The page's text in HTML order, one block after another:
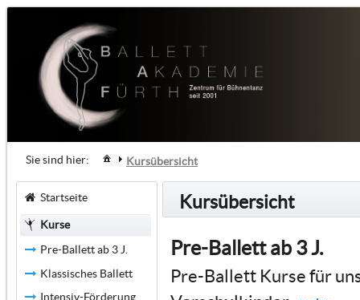
Sie sind hier: Kursübersicht
Startseite
Kurse
Pre-Ballett ab 3 J.
Klassisches Ballett
Intensiv-Förderung
Kursübersicht
Pre-Ballett ab 3 J.
Pre-Ballett Kurse für